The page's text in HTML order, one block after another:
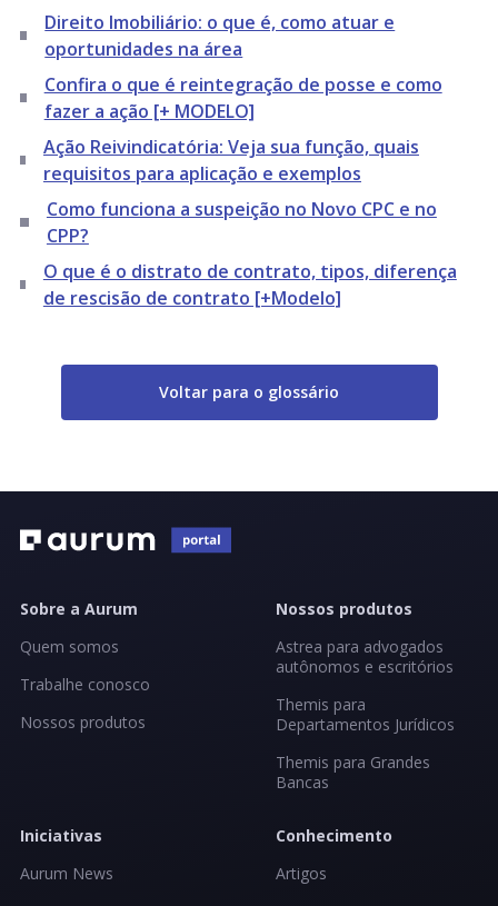
Direito Imobiliário: o que é, como atuar e
oportunidades na área
Confira o que é reintegração de posse e como
fazer a ação [+ MODELO]
Ação Reivindicatória: Veja sua função, quais
requisitos para aplicação e exemplos
Como funciona a suspeição no Novo CPC e no
CPP?
O que é o distrato de contrato, tipos, diferença
de rescisão de contrato [+Modelo]
Voltar para o glossário
Sobre a Aurum
Quem somos
Trabalhe conosco
Nossos produtos
Nossos produtos
Astrea para advogados
autônomos e escritórios
Themis para
Departamentos Jurídicos
Themis para Grandes
Bancas
Iniciativas
Aurum News
Conhecimento
Artigos